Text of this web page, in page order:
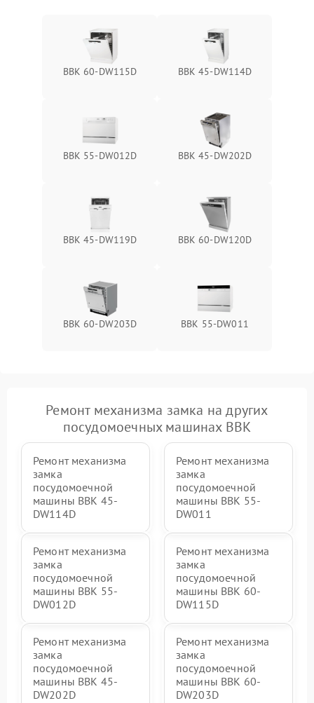
BBK 60-DW115D BBK 45-DW114D
BBK 55-DW012D BBK 45-DW202D
BBK 45-DW119D BBK 60-DW120D
BBK 60-DW203D BBK 55-DW011
Ремонт механизма замка на других
посудомоечных машинах BBK
Ремонт механизма
замка
посудомоечной
машины BBK 45-
DW114D
Ремонт механизма
замка
посудомоечной
машины BBK 55-
DW011
Ремонт механизма
замка
посудомоечной
машины BBK 55-
DW012D
Ремонт механизма
замка
посудомоечной
машины BBK 60-
DW115D
Ремонт механизма
замка
посудомоечной
машины BBK 45-
DW202D
Ремонт механизма
замка
посудомоечной
машины BBK 60-
DW203D